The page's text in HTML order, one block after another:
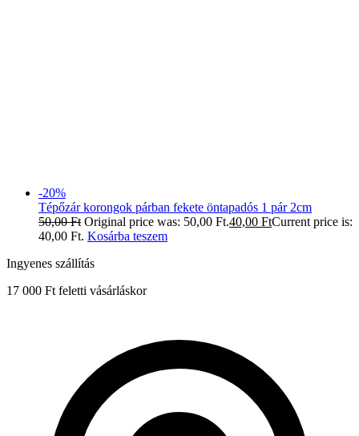
-20%
Tépőzár korongok párban fekete öntapadós 1 pár 2cm
50,00Ft Original price was: 50,00 Ft.40,00 FtCurrent price is:
40,00 Ft. Kosárba teszem
Ingyenes szállítás
17 000 Ft feletti vásárláskor